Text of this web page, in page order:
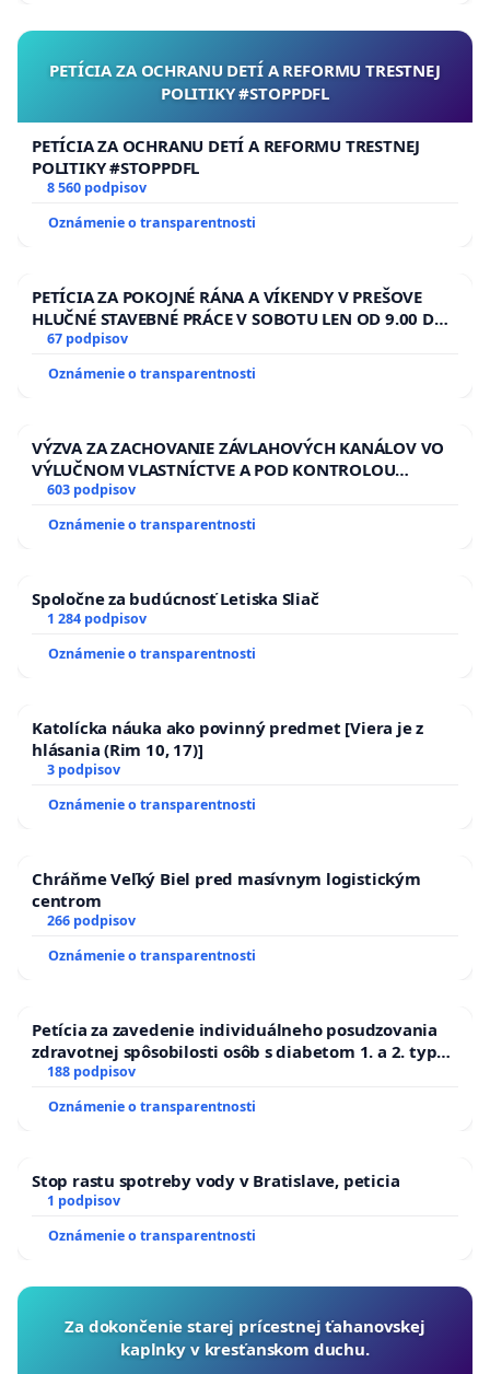
PETÍCIA ZA OCHRANU DETÍ A REFORMU TRESTNEJ
POLITIKY #STOPPDFL
PETÍCIA ZA OCHRANU DETÍ A REFORMU TRESTNEJ
POLITIKY #STOPPDFL
8 560 podpisov
Oznámenie o transparentnosti
PETÍCIA ZA POKOJNÉ RÁNA A VÍKENDY V PREŠOVE
HLUČNÉ STAVEBNÉ PRÁCE V SOBOTU LEN OD 9.00 DO
13.00 HOD., CEZ PRACOVNÝ TÝŽDEŇ CIEĽ 8.00 – 18.00
HOD. A PRAVIDELNÁ KONTROLA STAVBY C-AREA NA
ĎUMBIERSKEJ/MAGU
67 podpisov
Oznámenie o transparentnosti
VÝZVA ZA ZACHOVANIE ZÁVLAHOVÝCH KANÁLOV VO
VÝLUČNOM VLASTNÍCTVE A POD KONTROLOU
SLOVENSKEJ REPUBLIKY & žiadosť na riešenie
zanedbaného stavu závlahových a odvodňovacích
kanálov na Slovensku
603 podpisov
Oznámenie o transparentnosti
Spoločne za budúcnosť Letiska Sliač
1 284 podpisov
Oznámenie o transparentnosti
Katolícka náuka ako povinný predmet [Viera je z
hlásania (Rim 10, 17)]
3 podpisov
Oznámenie o transparentnosti
Chráňme Veľký Biel pred masívnym logistickým
centrom
266 podpisov
Oznámenie o transparentnosti
Petícia za zavedenie individuálneho posudzovania
zdravotnej spôsobilosti osôb s diabetom 1. a 2. typu
pri prijímaní do Policajného zboru SR
188 podpisov
Oznámenie o transparentnosti
Stop rastu spotreby vody v Bratislave, peticia
1 podpisov
Oznámenie o transparentnosti
Za dokončenie starej prícestnej ťahanovskej
kaplnky v kresťanskom duchu.